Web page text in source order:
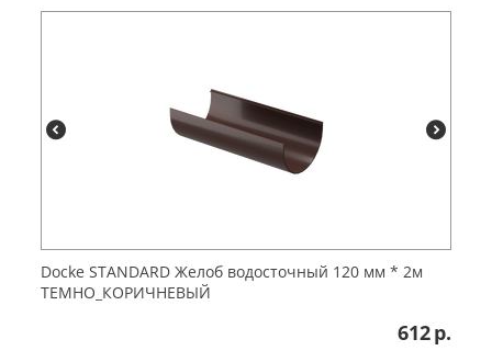
Dоcke STANDARD Желоб водосточный 120 мм * 2м
ТЕМНО_КОРИЧНЕВЫЙ
612р.